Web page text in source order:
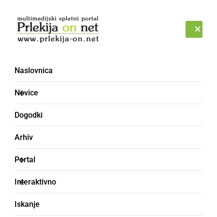
Naslovnica
Novice
Dogodki
Arhiv
Portal
Interaktivno
Iskanje
dokazilo
SLOVENIJA